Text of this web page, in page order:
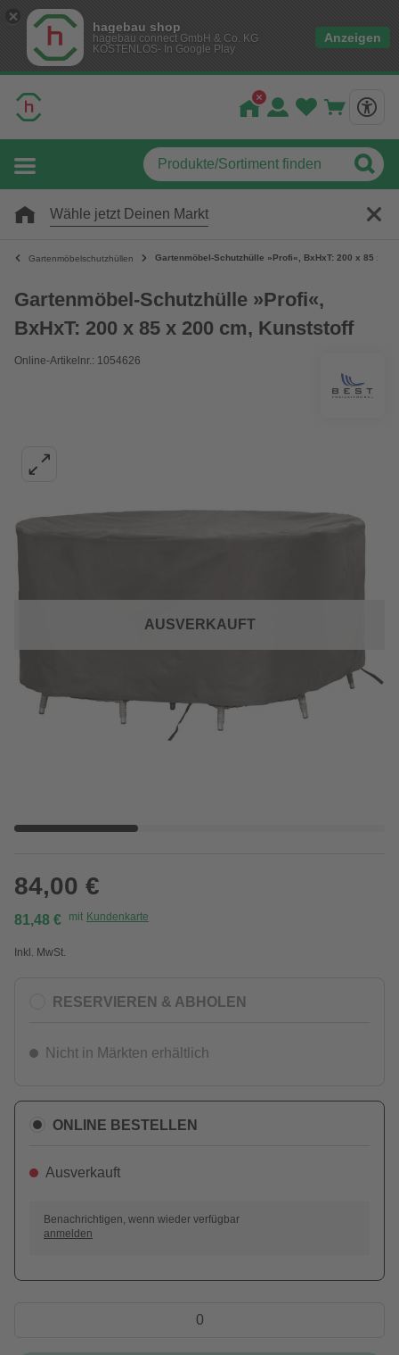
hagebau shop
hagebau connect GmbH & Co. KG
KOSTENLOS- In Google Play
Anzeigen
Wähle jetzt Deinen Markt
Gartenmöbelschutzhüllen Gartenmöbel-Schutzhülle »Profi«, BxHxT: 200 x 85 x
Gartenmöbel-Schutzhülle »Profi«,
BxHxT: 200 x 85 x 200 cm, Kunststoff
Online-Artikelnr.: 1054626
AUSVERKAUFT
84,00 €
81,48 € mit Kundenkarte
Inkl. MwSt.
RESERVIEREN & ABHOLEN
Nicht in Märkten erhältlich
ONLINE BESTELLEN
Ausverkauft
Benachrichtigen, wenn wieder verfügbar
anmelden